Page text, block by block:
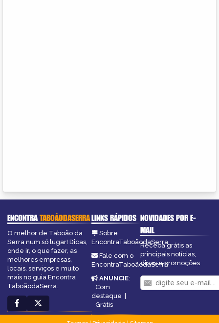
ENCONTRATABOÃODASERRA
O melhor de Taboão da
Serra num só lugar! Dicas,
onde ir, o que fazer, as
melhores empresas,
locais, serviços e muito
mais no guia Encontra
TaboãodaSerra.
LINKS RÁPIDOS
Sobre
EncontraTaboãodaSerra
Fale com o
EncontraTaboãodaSerra
ANUNCIE:
Com
destaque
Grátis
NOVIDADES POR E-
MAIL
Receba grátis as
principais notícias,
dicas e promoções